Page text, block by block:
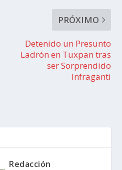
PRÓXIMO
Detenido un Presunto
Ladrón en Tuxpan tras
ser Sorprendido
Infraganti
Redacción